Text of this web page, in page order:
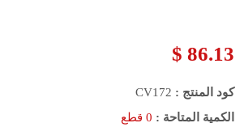
86.13 $
كود المنتج :
الكمية المتاحة : 0 قطع